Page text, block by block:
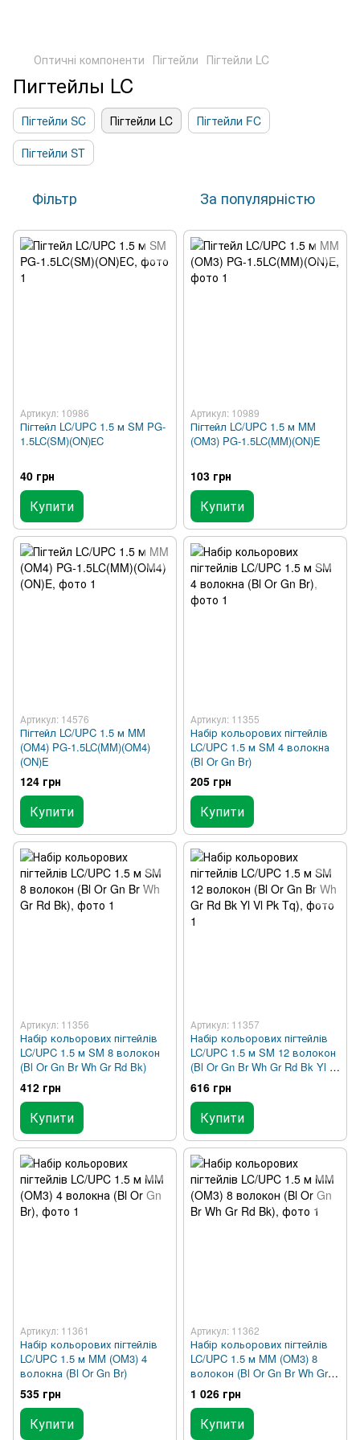
Оптичні компоненти Пігтейли Пігтейли LC
Пигтейлы LC
Пігтейли SC Пігтейли LC
Пігтейли FC
Пігтейли ST
Фільтр За популярністю
Артикул: 10986
Пігтейл LC/UPC 1.5 м SM PG-
1.5LC(SM)(ON)ЕC
40 грн
Купити
Артикул: 10989
Пігтейл LC/UPC 1.5 м MM
(OM3) PG-1.5LC(MM)(ON)E
103 грн
Купити
Артикул: 14576
Пігтейл LC/UPC 1.5 м MM
(OM4) PG-1.5LC(MM)(OM4)
(ON)E
124 грн
Купити
Артикул: 11355
Набір кольорових пігтейлів
LC/UPC 1.5 м SM 4 волокна
(Bl Or Gn Br)
205 грн
Купити
Артикул: 11356
Набір кольорових пігтейлів
LC/UPC 1.5 м SM 8 волокон
(Bl Or Gn Br Wh Gr Rd Bk)
412 грн
Купити
Артикул: 11357
Набір кольорових пігтейлів
LC/UPC 1.5 м SM 12 волокон
(Bl Or Gn Br Wh Gr Rd Bk Yl Vl
Pk Tq)
616 грн
Купити
Артикул: 11361
Набір кольорових пігтейлів
LC/UPC 1.5 м MM (OM3) 4
волокна (Bl Or Gn Br)
535 грн
Купити
Артикул: 11362
Набір кольорових пігтейлів
LC/UPC 1.5 м MM (OM3) 8
волокон (Bl Or Gn Br Wh Gr
Rd Bk)
1 026 грн
Купити